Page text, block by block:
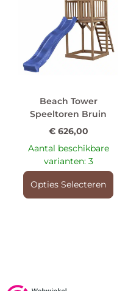
Beach Tower
Speeltoren Bruin
€626,00
Aantal beschikbare
varianten: 3
Opties Selecteren